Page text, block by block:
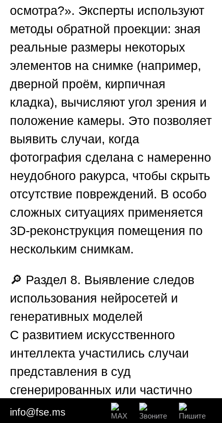
осмотра?». Эксперты используют
методы обратной проекции: зная
реальные размеры некоторых
элементов на снимке (например,
дверной проём, кирпичная
кладка), вычисляют угол зрения и
положение камеры. Это позволяет
выявить случаи, когда
фотография сделана с намеренно
неудобного ракурса, чтобы скрыть
отсутствие повреждений. В особо
сложных ситуациях применяется
3D-реконструкция помещения по
нескольким снимкам.
🔎 Раздел 8. Выявление следов
использования нейросетей и
генеративных моделей
С развитием искусственного
интеллекта участились случаи
представления в суд
сгенерированных или частично
дорисованных нейросетью
info@fse.ms